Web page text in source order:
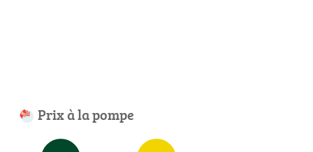
Prix à la pompe